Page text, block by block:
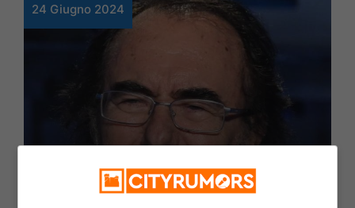
24 Giugno 2024
Cultura & Spettacolo